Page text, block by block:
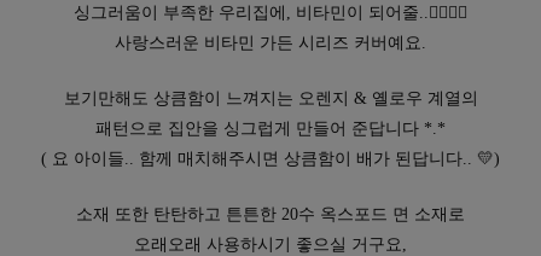
싱그러움이 부족한 우리집에, 비타민이 되어줄..👉🏻👈🏻
사랑스러운 비타민 가든 시리즈 커버예요.
보기만해도 상큼함이 느껴지는 오렌지 & 옐로우 계열의
패턴으로 집안을 싱그럽게 만들어 준답니다 *.*
( 요 아이들.. 함께 매치해주시면 상큼함이 배가 된답니다.. 💛)
소재 또한 탄탄하고 튼튼한 20수 옥스포드 면 소재로
오래오래 사용하시기 좋으실 거구요,